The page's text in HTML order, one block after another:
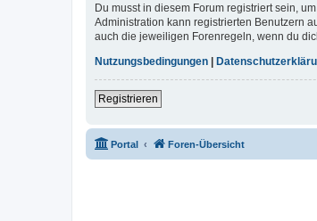
Du musst in diesem Forum registriert sein,
Administration kann registrierten Benutzern
auch die jeweiligen Forenregeln, wenn du
Nutzungsbedingungen |
Registrieren
Portal Foren-Übersicht